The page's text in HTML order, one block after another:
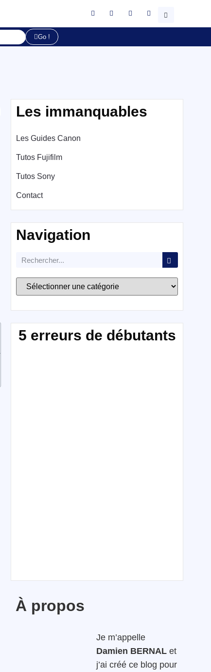
Go !
Les immanquables
Les Guides Canon
Tutos Fujifilm
Tutos Sony
Contact
Navigation
5 erreurs de débutants
À propos
Je m’appelle
Damien BERNAL et
j’ai créé ce blog pour